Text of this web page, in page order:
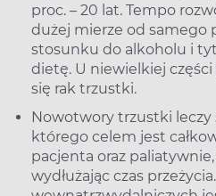
proc. – 20 lat. Tempo
dużej mierze od samego
stosunku do alkoholu i
dietę. U niewielkiej
się rak trzustki.
Nowotwory trzustki leczy
którego celem jest
pacjenta oraz
wydłużając czas